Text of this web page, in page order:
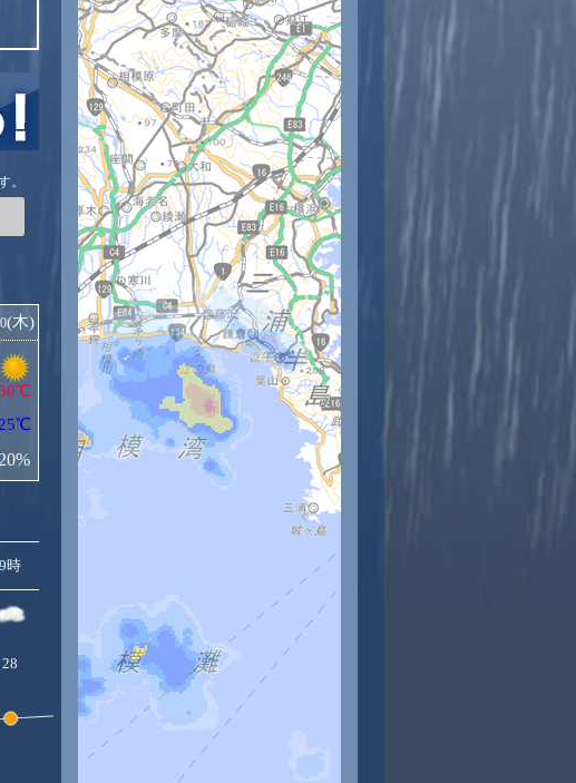
。
(木)
25℃
20%
9時 14時
28 30 30